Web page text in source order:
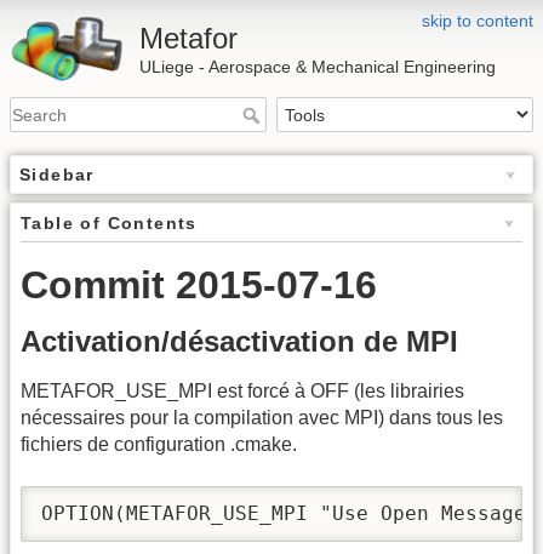
skip to content
Metafor
ULiege - Aerospace & Mechanical Engineering
Sidebar
Table of Contents
Commit 2015-07-16
Activation/désactivation de MPI
METAFOR_USE_MPI est forcé à OFF (les librairies
nécessaires pour la compilation avec MPI) dans tous les
fichiers de configuration .cmake.
OPTION(METAFOR_USE_MPI "Use Open